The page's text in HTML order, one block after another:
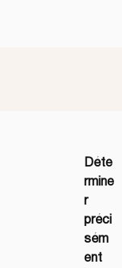
Déte
rmine
r
préci
sém
ent